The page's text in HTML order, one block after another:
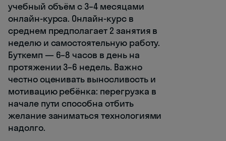
учебный объём с 3–4 месяцами
онлайн-курса. Онлайн-курс в
среднем предполагает 2 занятия в
неделю и самостоятельную работу.
Буткемп — 6–8 часов в день на
протяжении 3–6 недель. Важно
честно оценивать выносливость и
мотивацию ребёнка: перегрузка в
начале пути способна отбить
желание заниматься технологиями
надолго.